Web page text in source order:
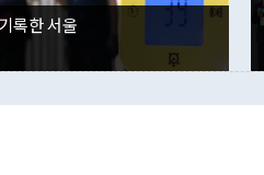
뒤 "여기
부의 한
를 거쳐 결
련 부처 장
하고 대통
다. 내국
다.
록한 서울